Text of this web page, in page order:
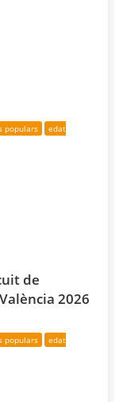
populars
edat
de
2026
populars
edat